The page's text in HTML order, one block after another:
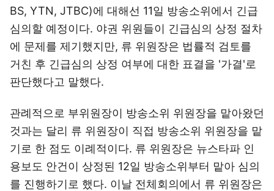
BS, YTN, JTBC)에 대해선 11일 방송소위에서 긴급
심의할 예정이다. 야권 위원들이 긴급심의 상정 절차
에 문제를 제기했지만, 류 위원장은 법률적 검토를
거친 후 긴급심의 상정 여부에 대한 표결을 '가결'로
판단했다고 말했다.
관례적으로 부위원장이 방송소위 위원장을 맡아왔던
것과는 달리 류 위원장이 직접 방송소위 위원장을 맡
기로 한 점도 이례적이다. 류 위원장은 뉴스타파 인
용보도 안건이 상정된 12일 방송소위부터 맡아 심의
를 진행하기로 했다. 이날 전체회의에서 류 위원장은